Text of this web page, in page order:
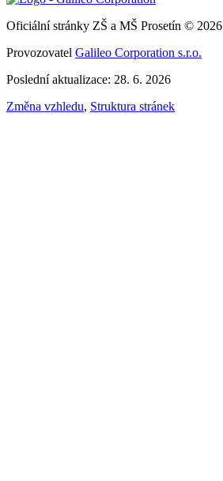
Oficiální stránky ZŠ a MŠ Prosetín © 2026
Provozovatel Galileo Corporation s.r.o.
Poslední aktualizace: 28. 6. 2026
Změna vzhledu, Struktura stránek